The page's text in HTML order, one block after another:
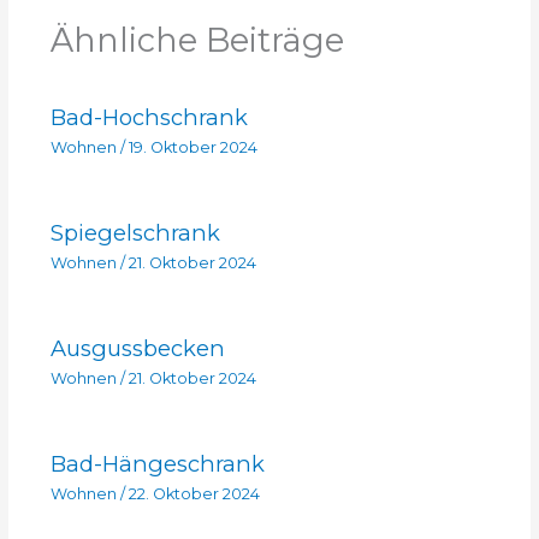
Ähnliche Beiträge
Bad-Hochschrank
Wohnen / 19. Oktober 2024
Spiegelschrank
Wohnen / 21. Oktober 2024
Ausgussbecken
Wohnen / 21. Oktober 2024
Bad-Hängeschrank
Wohnen / 22. Oktober 2024